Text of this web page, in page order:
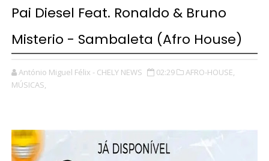
Pai Diesel Feat. Ronaldo & Bruno
Misterio - Sambaleta (Afro House)
António Miguel Félix - CHELY NEWS 02:29
AFRO-HOUSE,
MÚSICAS,